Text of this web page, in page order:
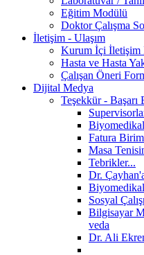
Eğitim Modülü
Doktor Çalışma
İletişim - Ulaşım
Kurum İçi İletişim
Hasta ve Hasta
Çalışan Öneri
Dijital Medya
Teşekkür -
Fatura
Masa
Tebrikler...
Dr.
Sosyal
Bilgisayar
veda
Dr. Ali